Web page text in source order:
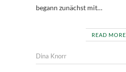
begann zunächst mit…
READ MORE
Dina Knorr